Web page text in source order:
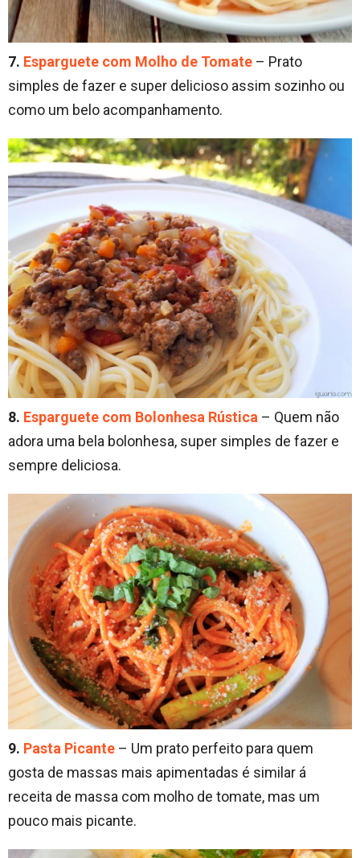
7. Esparguete com Molho de Tomate – Prato
simples de fazer e super delicioso assim sozinho ou
como um belo acompanhamento.
8. Esparguete com Bolonhesa Rústica – Quem não
adora uma bela bolonhesa, super simples de fazer e
sempre deliciosa.
9. Pasta Picante – Um prato perfeito para quem
gosta de massas mais apimentadas é similar á
receita de massa com molho de tomate, mas um
pouco mais picante.